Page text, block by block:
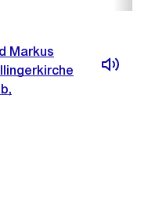
Markus